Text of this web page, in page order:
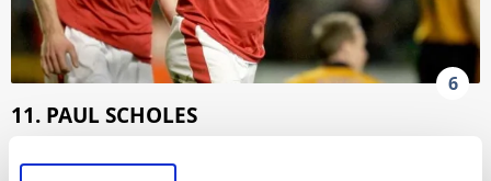
6
11. PAUL SCHOLES